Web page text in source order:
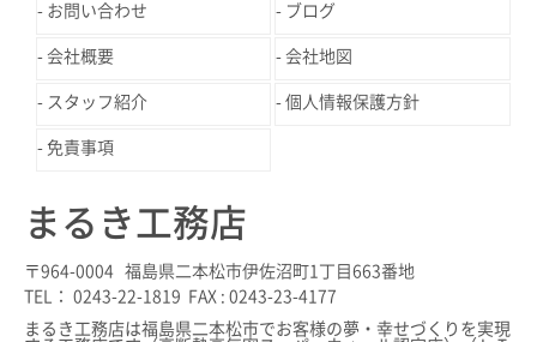
お問い合わせ ブログ
会社概要 会社地図
スタッフ紹介 個人情報保護方針
免責事項
まるき工務店
〒964-0004 福島県二本松市伊佐沼町1丁目663番地
TEL： 0243-22-1819 FAX : 0243-23-4177
まるき工務店は福島県二本松市でお客様の夢・幸せづくりを実現